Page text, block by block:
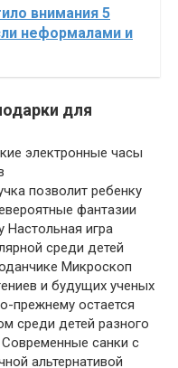
внимания 5
неформалами и
для
электронные часы
позволит ребенку
фантазии
Настольная игра
среди детей
Микроскоп
и будущих ученых
прежнему остается
среди детей разного
Современные санки с
альтернативой